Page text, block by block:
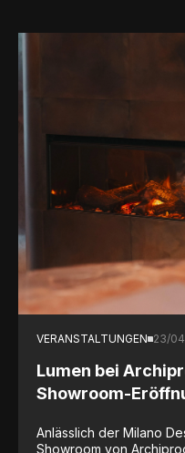
VERANSTALTUNGEN 23/
Lumen bei
Showroom-
Anlässlich der Milano
Showroom von